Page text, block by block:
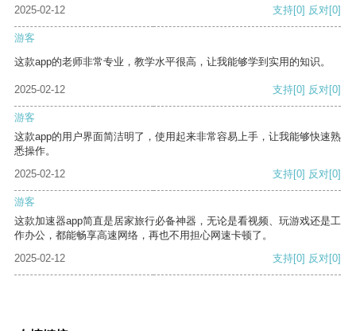
2025-02-12
支持[0] 反对[0]
游客
这款app的老师非常专业，教学水平很高，让我能够学到实用的知识。
2025-02-12 支持[0] 反对[0]
游客
这款app的用户界面简洁明了，使用起来非常容易上手，让我能够快速熟
悉操作。
2025-02-12
支持[0] 反对[0]
游客
这款加速器app简直是居家旅行必备神器，无论是看视频、玩游戏还是工
作办公，都能畅享高速网络，再也不用担心网速卡顿了。
2025-02-12
支持[0] 反对[0]